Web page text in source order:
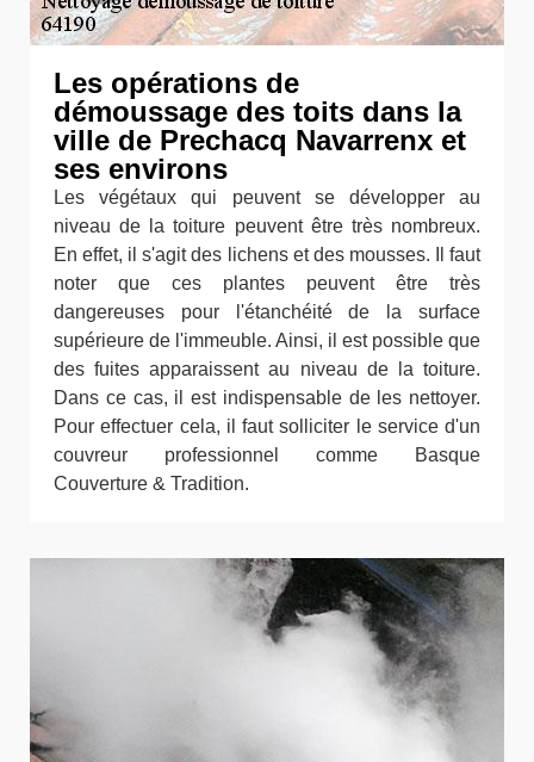
Les opérations de
démoussage des toits dans la
ville de Prechacq Navarrenx et
ses environs
Les végétaux qui peuvent se développer au
niveau de la toiture peuvent être très nombreux.
En effet, il s'agit des lichens et des mousses. Il faut
noter que ces plantes peuvent être très
dangereuses pour l'étanchéité de la surface
supérieure de l'immeuble. Ainsi, il est possible que
des fuites apparaissent au niveau de la toiture.
Dans ce cas, il est indispensable de les nettoyer.
Pour effectuer cela, il faut solliciter le service d'un
couvreur professionnel comme Basque
Couverture & Tradition.